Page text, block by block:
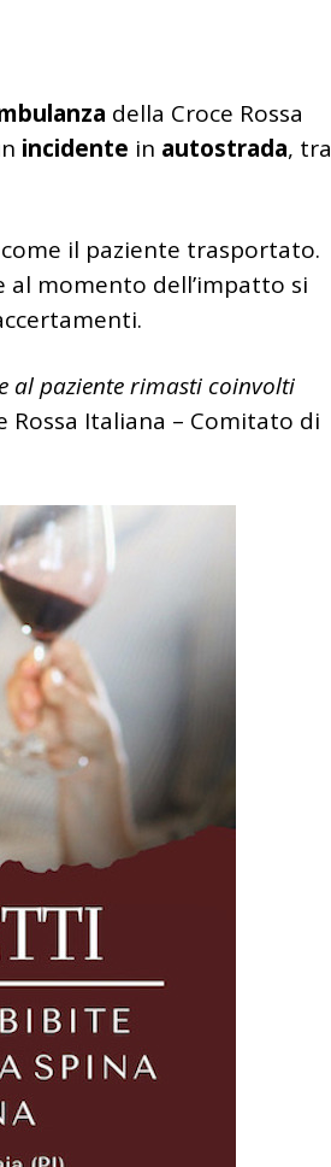
della Croce Rossa
incidente in autostrada, tra
il paziente trasportato.
al momento dell’impatto si
al paziente rimasti coinvolti
Rossa Italiana – Comitato di